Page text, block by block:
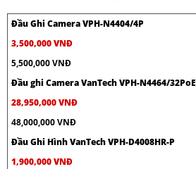
Đầu Ghi Camera VPH-N4404/4P
3,500,000 VNĐ
5,500,000 VNĐ
Đầu ghi Camera VanTech VPH-N4464/32PoE
28,950,000 VNĐ
48,000,000 VNĐ
Đầu Ghi Hình VanTech VPH-D4008HR-P
1,900,000 VNĐ